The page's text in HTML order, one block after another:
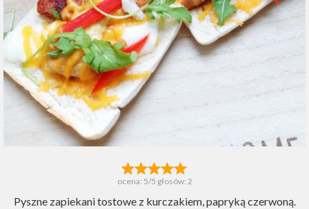
ocena: 5/5 głosów: 2
Pyszne zapiekani tostowe z kurczakiem, papryką czerwoną.